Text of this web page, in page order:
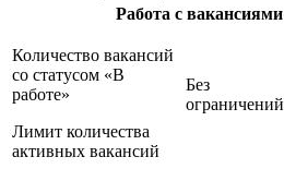
Работа с вакансиями
Количество вакансий
со статусом «В
работе»
Лимит количества
активных вакансий
Без
ограничений